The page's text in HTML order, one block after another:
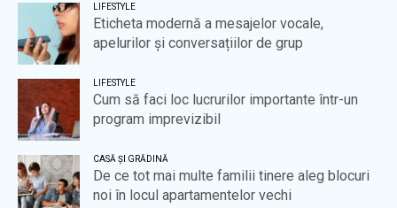
LIFESTYLE
Eticheta modernă a mesajelor vocale,
apelurilor și conversațiilor de grup
LIFESTYLE
Cum să faci loc lucrurilor importante într-un
program imprevizibil
CASĂ ȘI GRĂDINĂ
De ce tot mai multe familii tinere aleg blocuri
noi în locul apartamentelor vechi